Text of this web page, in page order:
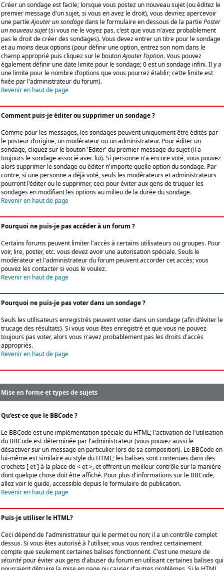
Créer un sondage est facile; lorsque vous postez un nouveau sujet (ou éditez le
premier message d'un sujet, si vous en avez le droit), vous devriez apercevoir
une partieAjouter un sondagedans le formulaire en dessous de la partiePoster
un nouveau sujet(si vous ne le voyez pas, c'est que vous n'avez probablement
pas le droit de créer des sondages). Vous devez entrer un titre pour le sondage
et au moins deux options (pour définir une option, entrez son nom dans le
champ approprié puis cliquez sur le boutonAjouter l'option. Vous pouvez
également définir une date limite pour le sondage; 0 est un sondage infini. Il y a
une limite pour le nombre d'options que vous pourrez établir; cette limite est
fixée par l'administrateur du forum).
Revenir en haut de page
Comment puis-je éditer ou supprimer un sondage ?
Comme pour les messages, les sondages peuvent uniquement être édités par
le posteur d'origine, un modérateur ou un administrateur. Pour éditer un
sondage, cliquez sur le bouton 'Editer' du premier message du sujet (il a
toujours le sondage associé avec lui). Si personne n'a encore voté, vous pouvez
alors supprimer le sondage ou éditer n'importe quelle option du sondage. Par
contre, si une personne a déjà voté, seuls les modérateurs et administrateurs
pourront l'éditer ou le supprimer, ceci pour éviter aux gens de truquer les
sondages en modifiant les options au milieu de la durée du sondage.
Revenir en haut de page
Pourquoi ne puis-je pas accéder à un forum ?
Certains forums peuvent limiter l'accès à certains utilisateurs ou groupes. Pour
voir, lire, poster, etc. vous devez avoir une autorisation spéciale. Seuls le
modérateur et l'administrateur du forum peuvent accorder cet accès; vous
pouvez les contacter si vous le voulez.
Revenir en haut de page
Pourquoi ne puis-je pas voter dans un sondage ?
Seuls les utilisateurs enregistrés peuvent voter dans un sondage (afin d'éviter le
trucage des résultats). Si vous vous êtes enregistré et que vous ne pouvez
toujours pas voter, alors vous n'avez probablement pas les droits d'accès
appropriés.
Revenir en haut de page
Mise en forme et types de sujets
Qu'est-ce que le BBCode ?
Le BBCode est une implémentation spéciale du HTML; l'activation de l'utilisation
du BBCode est déterminée par l'administrateur (vous pouvez aussi le
désactiver sur un message en particulier lors de sa composition). Le BBCode en
lui-même est similaire au style du HTML; les balises sont contenues dans des
crochets [ et ] à la place de < et >, et offrent un meilleur contrôle sur la manière
dont quelque chose doit être affiché. Pour plus d'informations sur le BBCode,
allez voir le guide, accessible depuis le formulaire de publication.
Revenir en haut de page
Puis-je utiliser le HTML?
Ceci dépend de l'administrateur qui le permet ou non; il a un contrôle complet
dessus. Si vous êtes autorisé à l'utiliser, vous vous rendrez certainement
compte que seulement certaines balises fonctionnent. C'est une mesure de
sécurité pour éviter aux gens d'abuser du forum en utilisant certaines balises qui